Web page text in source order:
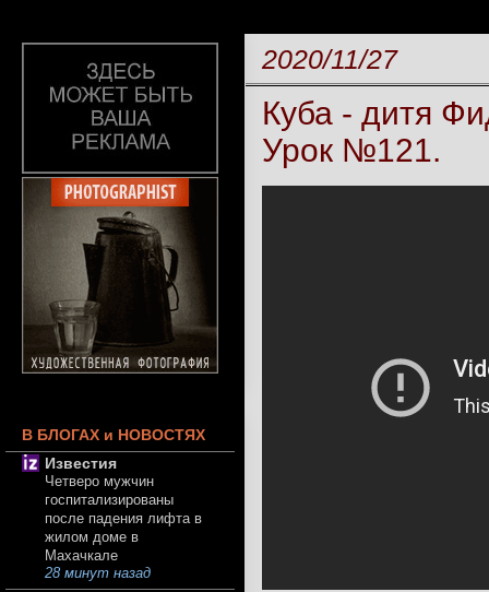
2020/11/27
Куба - дитя
Урок №121.
В БЛОГАХ и НОВОСТЯХ
Известия
Четверо мужчин
госпитализированы
после падения лифта в
жилом доме в
Махачкале
28 минут назад